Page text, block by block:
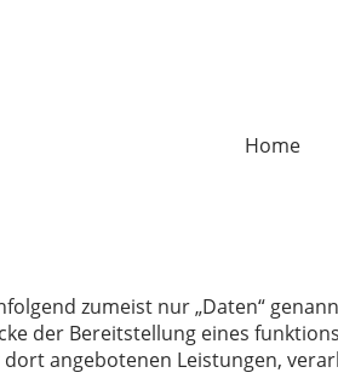
Home
zumeist nur „Daten“
der Bereitstellung eines
angebotenen Leistungen,